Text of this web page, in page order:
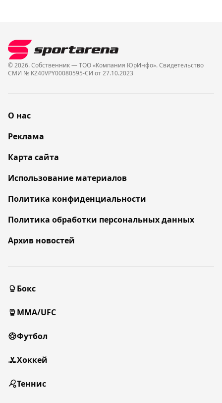
© 2026. Собственник — ТОО «Компания ЮрИнфо». Cвидетельство
СМИ № KZ40VPY00080595-СИ от 27.10.2023
О нас
Реклама
Карта сайта
Использование материалов
Политика конфиденциальности
Политика обработки персональных данных
Архив новостей
Бокс
MMA/UFC
Футбол
Хоккей
Теннис